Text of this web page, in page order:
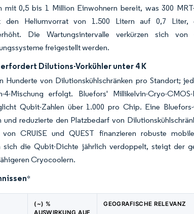
mit 0,5 bis 1 Million Einwohnern bereit, was 300
den Heliumvorrat von 1.500 Litern auf 0,7
Die Wartungsintervalle verkürzen sich
freigestellt werden.
Dilutions-Vorkühler unter 4 K
Hunderte von Dilutionskühlschränken pro Standort;
4-Mischung erfolgt. Bluefors' Millikelvin-Cryo-
Qubit-Zahlen über 1.000 pro Chip. Eine
reduzierte den Platzbedarf von
CRUISE und QUEST finanzieren robuste
sich die Qubit-Dichte jährlich verdoppelt, steigt der
Cryocoolern.
*
(~) %
AUSWIRKUNG AUF
GEOGRAFISCHE RELEVANZ